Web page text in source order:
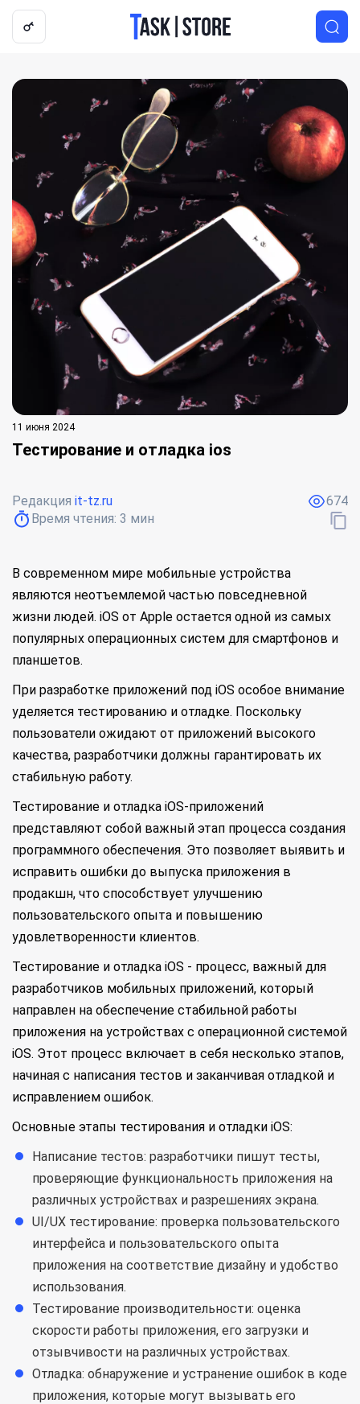
Логотип
11 июня 2024
Тестирование и отладка ios
Редакция it-tz.ru
Время чтения: 3 мин
674
В современном мире мобильные устройства
являются неотъемлемой частью повседневной
жизни людей. iOS от Apple остается одной из самых
популярных операционных систем для смартфонов и
планшетов.
При разработке приложений под iOS особое внимание
уделяется тестированию и отладке. Поскольку
пользователи ожидают от приложений высокого
качества, разработчики должны гарантировать их
стабильную работу.
Тестирование и отладка iOS-приложений
представляют собой важный этап процесса создания
программного обеспечения. Это позволяет выявить и
исправить ошибки до выпуска приложения в
продакшн, что способствует улучшению
пользовательского опыта и повышению
удовлетворенности клиентов.
Тестирование и отладка iOS - процесс, важный для
разработчиков мобильных приложений, который
направлен на обеспечение стабильной работы
приложения на устройствах с операционной системой
iOS. Этот процесс включает в себя несколько этапов,
начиная с написания тестов и заканчивая отладкой и
исправлением ошибок.
Основные этапы тестирования и отладки iOS:
Написание тестов: разработчики пишут тесты,
проверяющие функциональность приложения на
различных устройствах и разрешениях экрана.
UI/UX тестирование: проверка пользовательского
интерфейса и пользовательского опыта
приложения на соответствие дизайну и удобство
использования.
Тестирование производительности: оценка
скорости работы приложения, его загрузки и
отзывчивости на различных устройствах.
Отладка: обнаружение и устранение ошибок в коде
приложения, которые могут вызывать его